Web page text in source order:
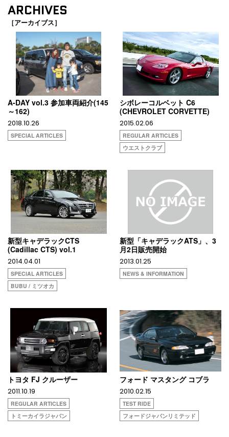
ARCHIVES
［アーカイブス］
A-DAY vol.3 参加車両紹介(145
～162)
2018.10.26
SPECIAL ARTICLES
シボレーコルベット C6
(CHEVROLET CORVETTE)
2015.02.06
REGULAR ARTICLES
ウエストクラブ
新型キャデラックCTS
(Cadillac CTS) vol.1
2014.04.01
SPECIAL ARTICLES
BUBU / ミツオカ
新型「キャデラックATS」、3
月2日販売開始
2013.01.25
NEWS & INFORMATION
トヨタ FJ クルーザー
2011.10.19
REGULAR ARTICLES
トミーカイラジャパン
フォード マスタング コブラ
2010.02.15
TEST RIDE
フォードジャパンリミテッド